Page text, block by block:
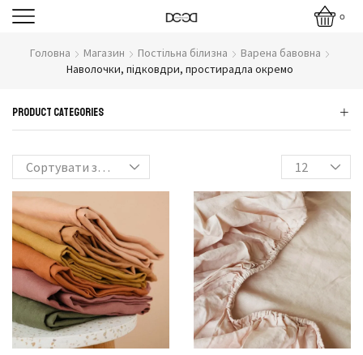
0
Головна Магазин Постільна білизна
Варена бавовна
Наволочки, підковдри, простирадла окремо
Product Categories